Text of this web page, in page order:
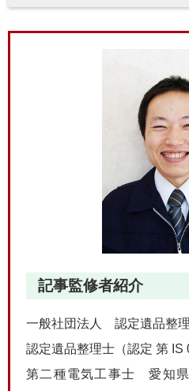
記事監修者紹介
一般社団法人 認定遺品整
認定遺品整理士（認定 第 IS
第二種電気工事士 愛知